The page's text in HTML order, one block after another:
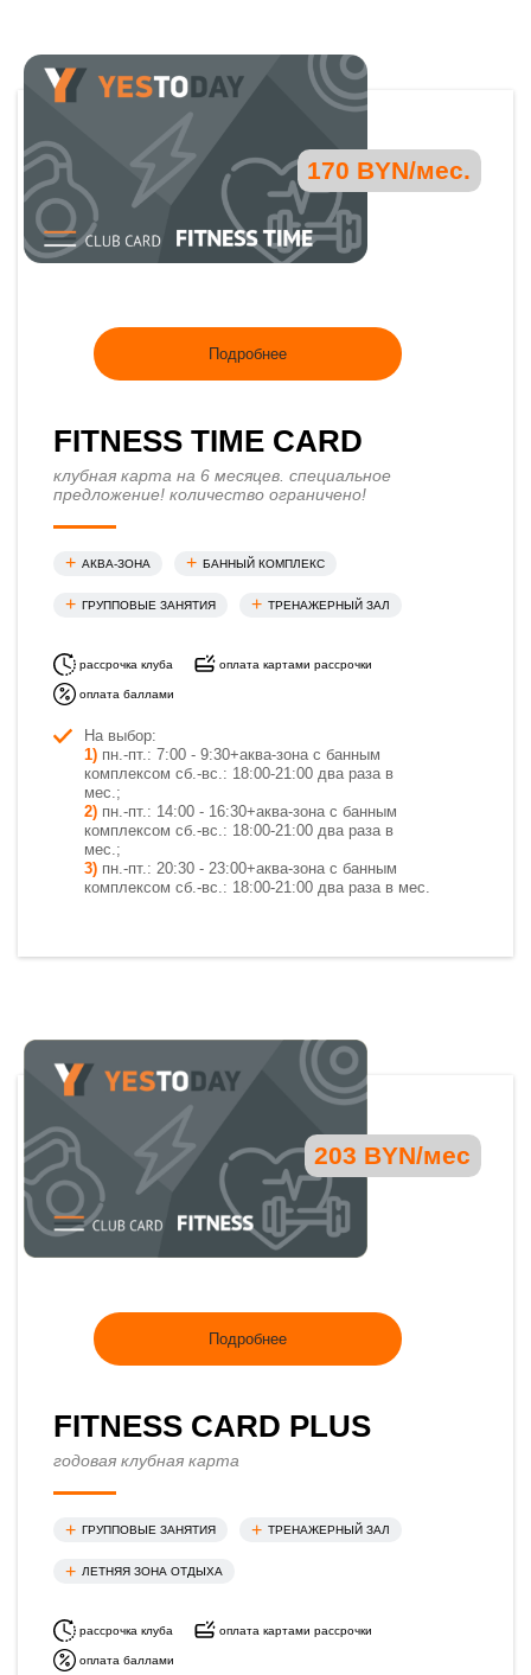
170 BYN/мес.
Подробнее
FITNESS TIME CARD
клубная карта на 6 месяцев. cпециальное
предложение! количество ограничено!
АКВА-ЗОНА БАННЫЙ КОМПЛЕКС
ГРУППОВЫЕ ЗАНЯТИЯ ТРЕНАЖЕРНЫЙ ЗАЛ
рассрочка клуба оплата картами рассрочки
оплата баллами
На выбор:
1) пн.-пт.: 7:00 - 9:30+аква-зона с банным
комплексом сб.-вс.: 18:00-21:00 два раза в
мес.;
2) пн.-пт.: 14:00 - 16:30+аква-зона с банным
комплексом сб.-вс.: 18:00-21:00 два раза в
мес.;
3) пн.-пт.: 20:30 - 23:00+аква-зона с банным
комплексом сб.-вс.: 18:00-21:00 два раза в мес.
203 BYN/мес
Подробнее
FITNESS CARD PLUS
годовая клубная карта
ГРУППОВЫЕ ЗАНЯТИЯ ТРЕНАЖЕРНЫЙ ЗАЛ
ЛЕТНЯЯ ЗОНА ОТДЫХА
рассрочка клуба оплата картами рассрочки
оплата баллами